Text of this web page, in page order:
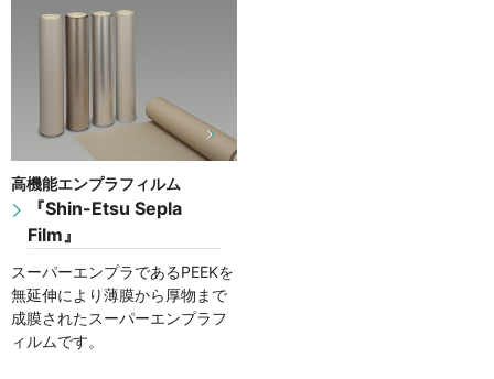
高機能エンプラフィルム
『Shin-Etsu Sepla
Film』
スーパーエンプラであるPEEKを
無延伸により薄膜から厚物まで
成膜されたスーパーエンプラフ
ィルムです。